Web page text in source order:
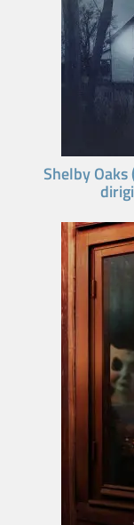
Shelby Oaks